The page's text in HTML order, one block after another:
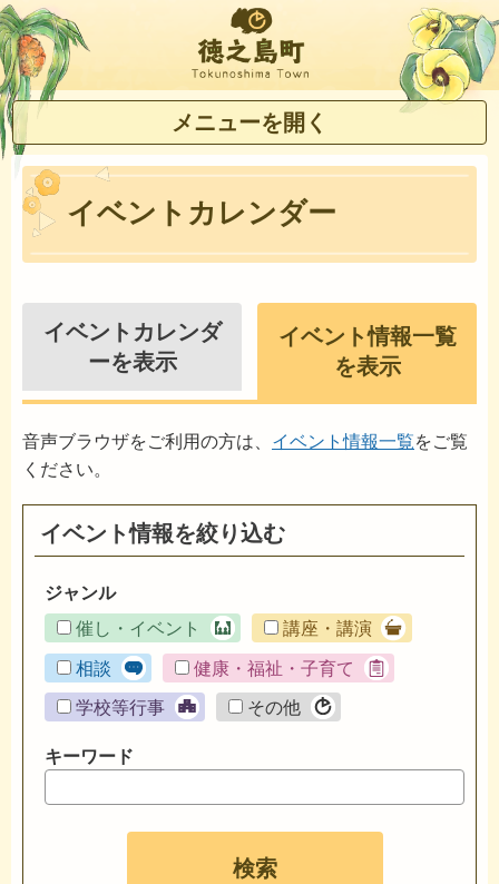
徳之島町
メニューを開く
イベントカレンダー
イベントカレンダ
ーを表示
イベント情報一覧
を表示
音声ブラウザをご利用の方は、 イベント情報一覧をご覧
ください。
イベント情報を絞り込む
ジャンル
催し・イベント
講座・講演
相談 健康・福祉・子育て
学校等行事 その他
キーワード